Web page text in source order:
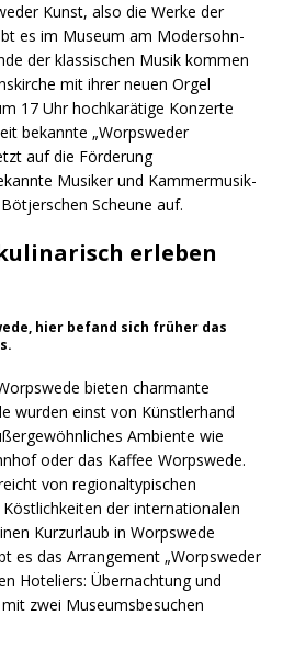
Kunst, also die Werke der
es im Museum am Modersohn-
der klassischen Musik kommen
mit ihrer neuen Orgel
17 Uhr hochkarätige Konzerte
bekannte „Worpsweder
auf die Förderung
Musiker und Kammermusik-
Scheune auf.
erleben
hier befand sich früher das
bieten charmante
wurden einst von Künstlerhand
Ambiente wie
oder das Kaffee Worpswede.
von regionaltypischen
der internationalen
Kurzurlaub in Worpswede
es das Arrangement „Worpsweder
Hoteliers: Übernachtung und
zwei Museumsbesuchen